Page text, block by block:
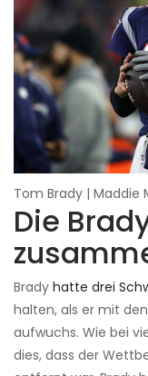
Tom Brady |
Die
Brady hatte drei
halten, als er mit
aufwuchs. Wie bei
dies, dass der